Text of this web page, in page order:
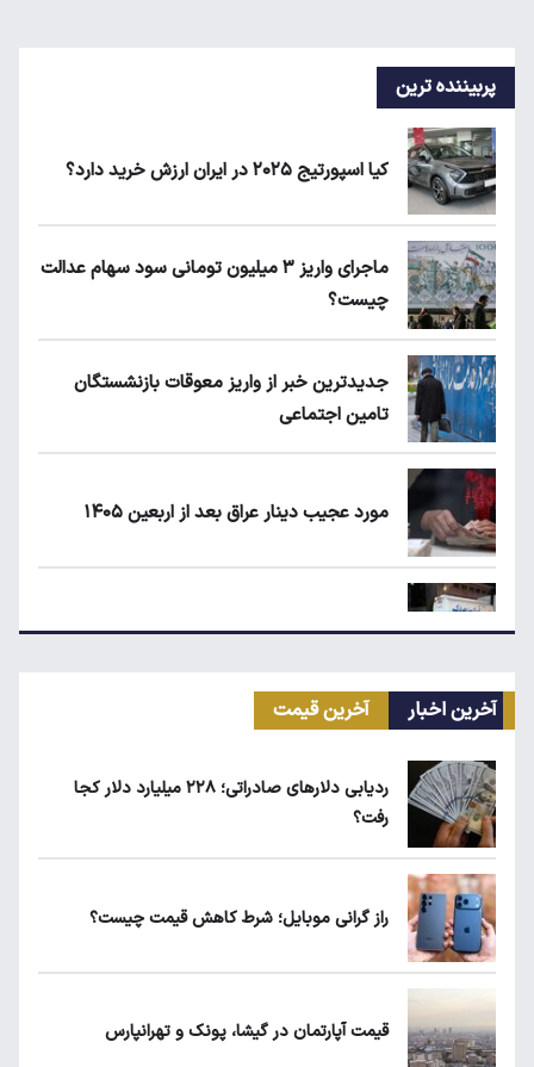
پربیننده ترین
کیا اسپورتیج ۲۰۲۵ در ایران ارزش خرید دارد؟
ماجرای واریز ۳ میلیون تومانی سود سهام عدالت
چیست؟
جدیدترین خبر از واریز معوقات بازنشستگان
تامین اجتماعی
مورد عجیب دینار عراق بعد از اربعین ۱۴۰۵
علت افزایش رقم برخی قبوض آب در تابستان
ریزش قیمت خودرو چقدر احتمال دارد؟
ماجرای محدودیت گوشت برزیلی در اروپا
آخرین اخبار آخرین قیمت
ردیابی دلارهای صادراتی؛ ۲۲۸ میلیارد دلار کجا
رفت؟
راز گرانی موبایل؛ شرط کاهش قیمت چیست؟
قیمت آپارتمان در گیشا، پونک و تهرانپارس